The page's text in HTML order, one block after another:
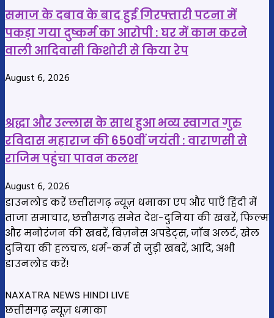
बवाल
बस्तर
में
न्याय
की
रफ्तार
समाज के दबाव के बाद हुई गिरफ्तारी पटना में
पकड़ा गया दुष्कर्म का आरोपी : घर में काम करने
वाली आदिवासी किशोरी से किया रेप
August 6, 2026
श्रद्धा और उल्लास के साथ हुआ भव्य स्वागत गुरु
रविदास महाराज की 650वीं जयंती : वाराणसी से
राजिम पहुंचा पावन कलश
August 6, 2026
डाउनलोड करें छत्तीसगढ़ न्यूज़ धमाका एप और पाएँ हिंदी में
ताजा समाचार, छत्तीसगढ़ समेत देश-दुनिया की खबरें, फिल्म
और मनोरंजन की खबरें, बिज़नेस अपडेट्स, जॉब अलर्ट, खेल
दुनिया की हलचल, धर्म-कर्म से जुड़ी खबरें, आदि, अभी
डाउनलोड करें!
NAXATRA NEWS HINDI LIVE
छत्तीसगढ़ न्यूज़ धमाका